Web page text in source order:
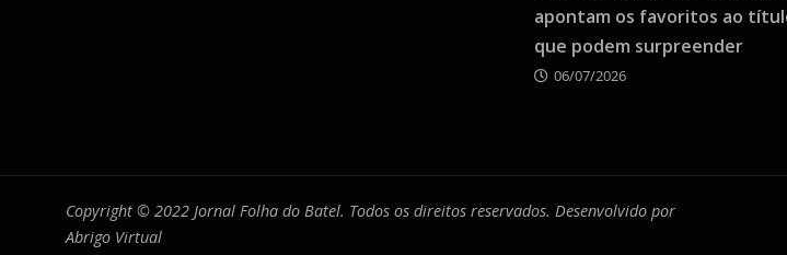
apontam os favoritos ao
que podem surpreender
06/07/2026
Copyright © 2022 Jornal Folha do Batel. Todos os direitos reservados. Desenvolvido por
Abrigo Virtual